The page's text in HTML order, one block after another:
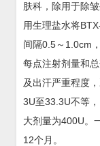
肤科，除用于除
用生理盐水将
间隔0.5～1.0cm
每点注射剂量和
及出汗严重程度
3U至33.3U不等
大剂量为400U。
12个月。